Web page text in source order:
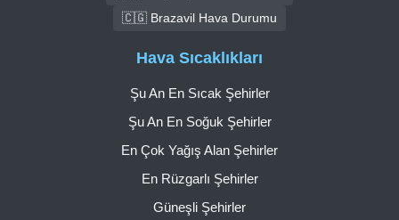
🇨🇬 Brazavil Hava Durumu
Hava Sıcaklıkları
Şu An En Sıcak Şehirler
Şu An En Soğuk Şehirler
En Çok Yağış Alan Şehirler
En Rüzgarlı Şehirler
Güneşli Şehirler